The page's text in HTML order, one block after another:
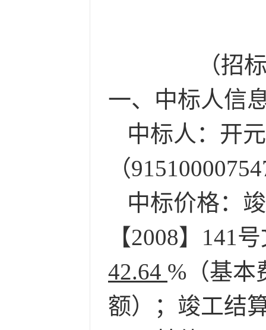
（招
一、中标人信
中标人：开
（
中标价格：
【2008】141
42.64 %（基本
额）；竣工结